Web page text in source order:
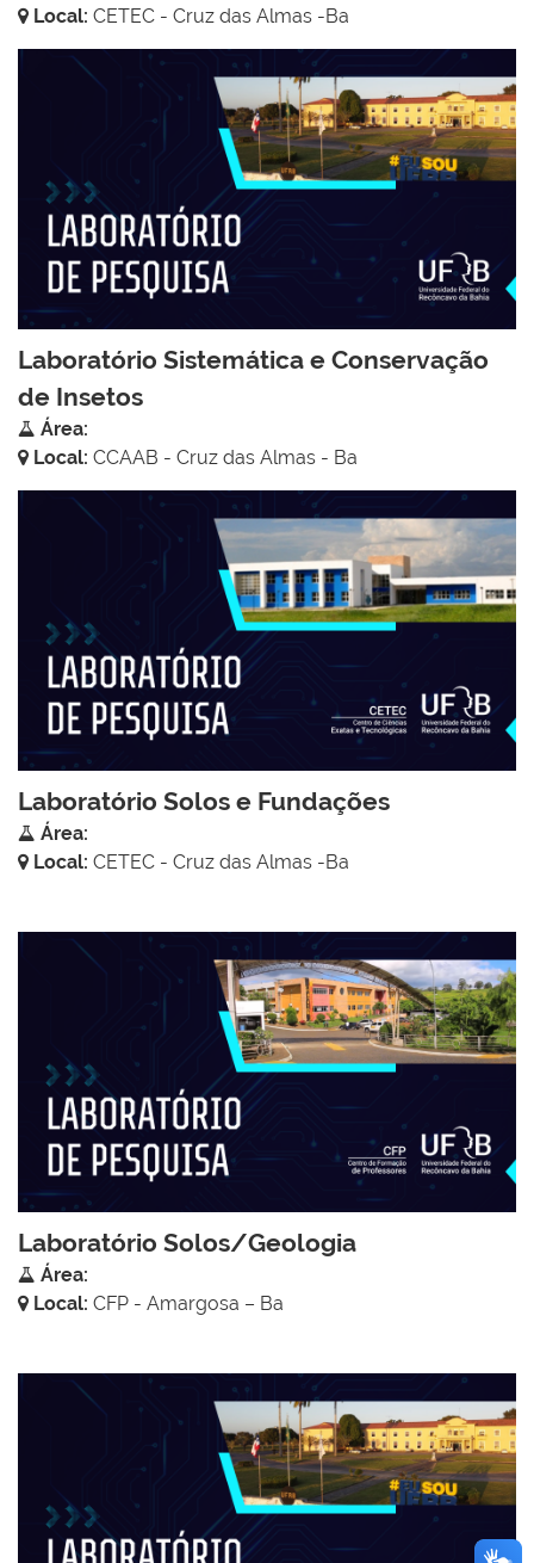
Local: CETEC - Cruz das Almas -Ba
Laboratório Sistemática e Conservação
de Insetos
Área:
Local: CCAAB - Cruz das Almas - Ba
Laboratório Solos e Fundações
Área:
Local: CETEC - Cruz das Almas -Ba
Laboratório Solos/Geologia
Área:
Local: CFP - Amargosa – Ba